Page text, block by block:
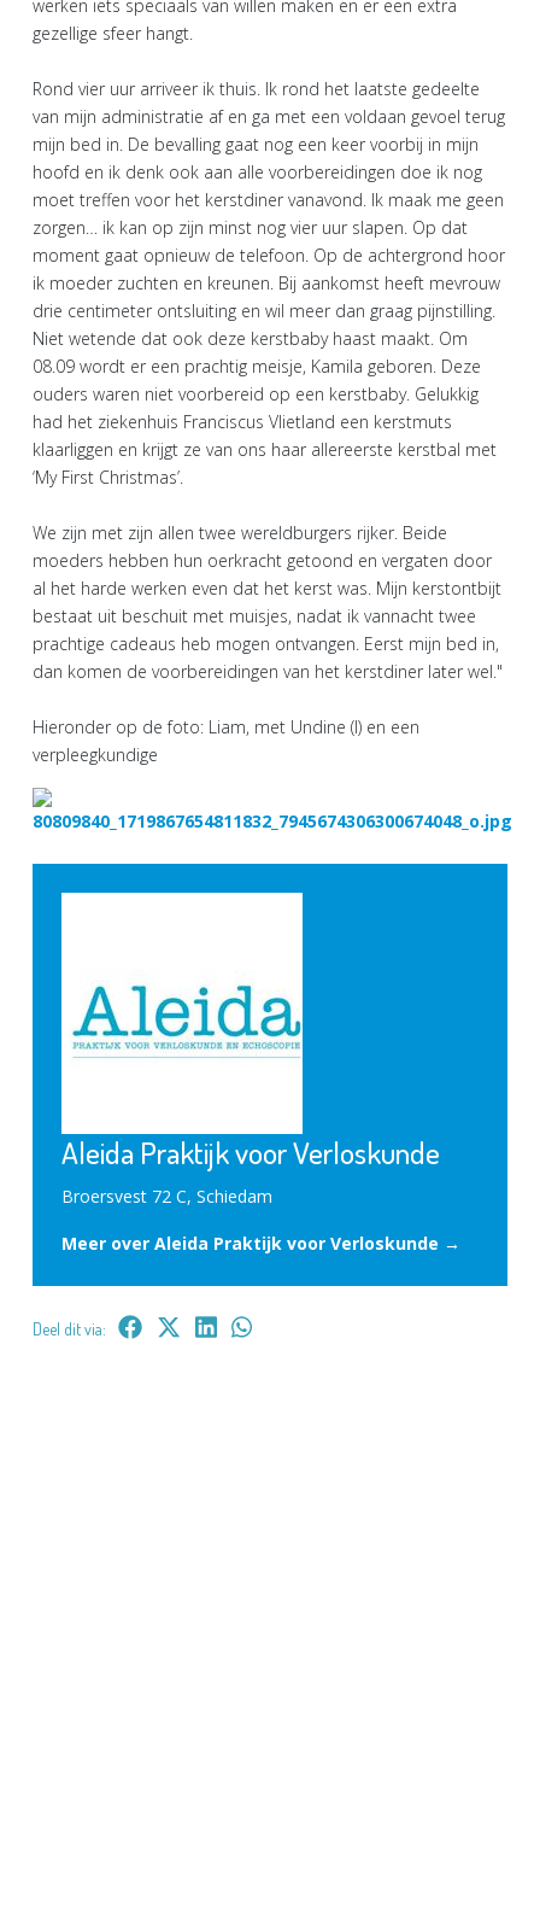
werken iets speciaals van willen maken en er een extra
gezellige sfeer hangt.
Rond vier uur arriveer ik thuis. Ik rond het laatste gedeelte
van mijn administratie af en ga met een voldaan gevoel terug
mijn bed in. De bevalling gaat nog een keer voorbij in mijn
hoofd en ik denk ook aan alle voorbereidingen doe ik nog
moet treffen voor het kerstdiner vanavond. Ik maak me geen
zorgen… ik kan op zijn minst nog vier uur slapen. Op dat
moment gaat opnieuw de telefoon. Op de achtergrond hoor
ik moeder zuchten en kreunen. Bij aankomst heeft mevrouw
drie centimeter ontsluiting en wil meer dan graag pijnstilling.
Niet wetende dat ook deze kerstbaby haast maakt. Om
08.09 wordt er een prachtig meisje, Kamila geboren. Deze
ouders waren niet voorbereid op een kerstbaby. Gelukkig
had het ziekenhuis Franciscus Vlietland een kerstmuts
klaarliggen en krijgt ze van ons haar allereerste kerstbal met
‘My First Christmas’.
We zijn met zijn allen twee wereldburgers rijker. Beide
moeders hebben hun oerkracht getoond en vergaten door
al het harde werken even dat het kerst was. Mijn kerstontbijt
bestaat uit beschuit met muisjes, nadat ik vannacht twee
prachtige cadeaus heb mogen ontvangen. Eerst mijn bed in,
dan komen de voorbereidingen van het kerstdiner later wel."
Hieronder op de foto: Liam, met Undine (l) en een
verpleegkundige
Aleida Praktijk voor Verloskunde
Broersvest 72 C, Schiedam
Meer over Aleida Praktijk voor Verloskunde →
Deel dit via: